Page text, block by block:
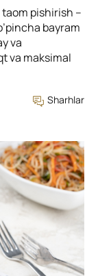
pishirish –
bayram
va
va maksimal
Sharhlar